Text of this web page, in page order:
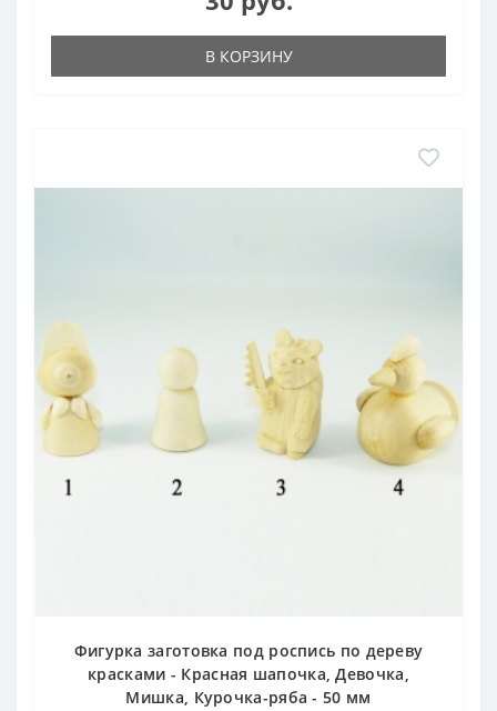
В КОРЗИНУ
Фигурка заготовка под роспись по дереву
красками - Красная шапочка, Девочка,
Мишка, Курочка-ряба - 50 мм